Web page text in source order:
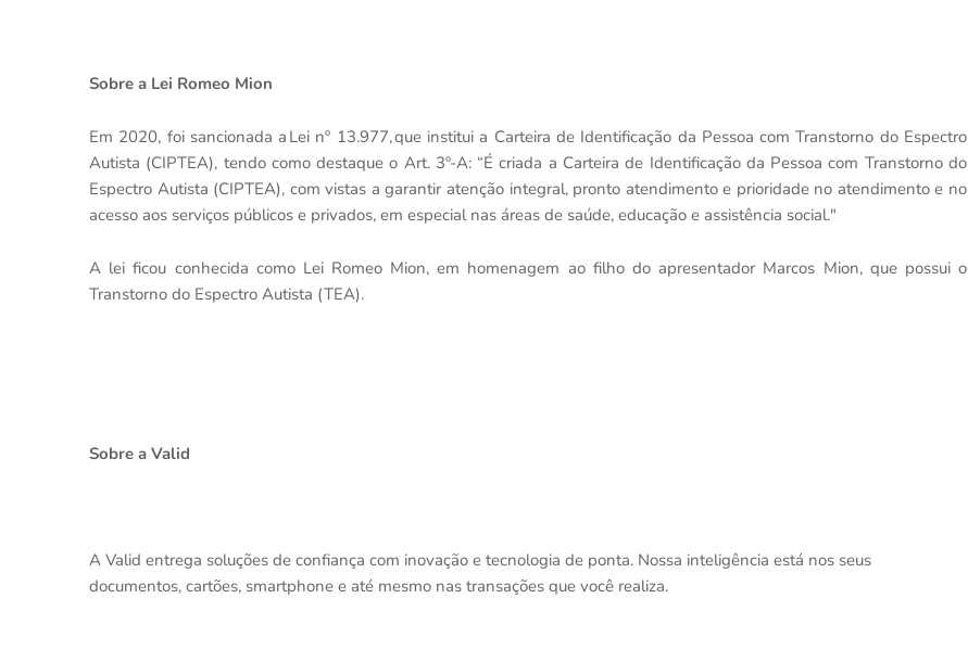
Sobre a Lei Romeo Mion
Em 2020, foi sancionada a Lei nº 13.977, que institui a Carteira de Identificação da Pessoa com Transtorno do Espectro
Autista (CIPTEA), tendo como destaque o Art. 3º-A: “É criada a Carteira de Identificação da Pessoa com Transtorno do
Espectro Autista (CIPTEA), com vistas a garantir atenção integral, pronto atendimento e prioridade no atendimento e no
acesso aos serviços públicos e privados, em especial nas áreas de saúde, educação e assistência social."
A lei ficou conhecida como Lei Romeo Mion, em homenagem ao filho do apresentador Marcos Mion, que possui o
Transtorno do Espectro Autista (TEA).
Sobre a Valid
A Valid entrega soluções de confiança com inovação e tecnologia de ponta. Nossa inteligência está nos seus
documentos, cartões, smartphone e até mesmo nas transações que você realiza.